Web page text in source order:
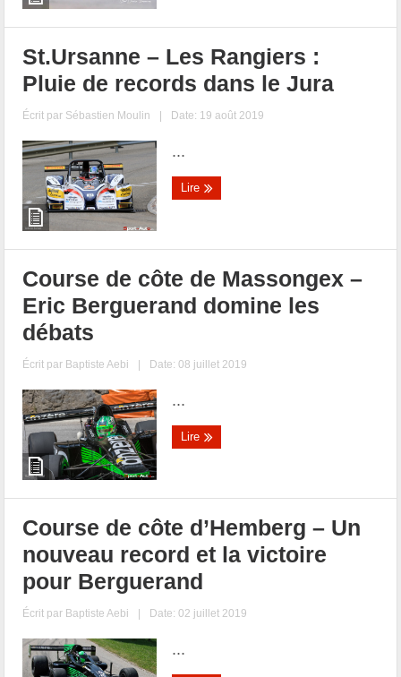
St.Ursanne – Les Rangiers :
Pluie de records dans le Jura
Écrit par Sébastien Moulin | Date: 19 août 2019
...
Lire
Course de côte de Massongex –
Eric Berguerand domine les
débats
Écrit par Baptiste Aebi | Date: 08 juillet 2019
...
Lire
Course de côte d’Hemberg – Un
nouveau record et la victoire
pour Berguerand
Écrit par Baptiste Aebi | Date: 02 juillet 2019
...